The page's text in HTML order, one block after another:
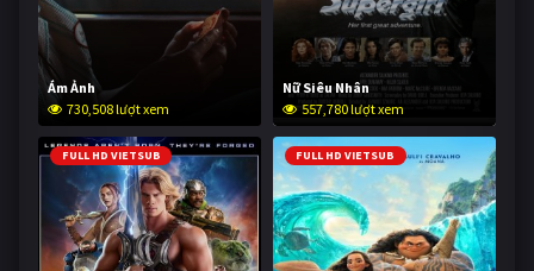
Ám Ảnh
730,508 lượt xem
Nữ Siêu Nhân
557,780 lượt xem
FULL HD VIETSUB FULL HD VIETSUB